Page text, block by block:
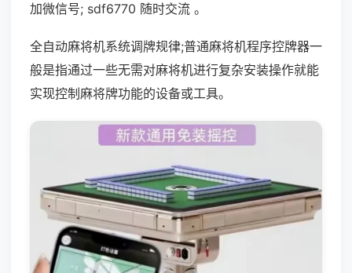
加微信号; sdf6770 随时交流 。
全自动麻将机系统调牌规律;普通麻将机程序控牌器一
般是指通过一些无需对麻将机进行复杂安装操作就能
实现控制麻将牌功能的设备或工具。